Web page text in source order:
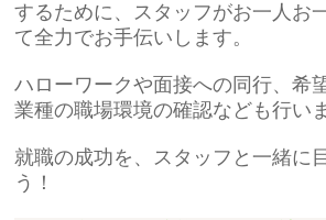
するために、スタッフがお一人お
て全力でお手伝いします。
ハローワークや面接への同行、希
業種の職場環境の確認なども行い
就職の成功を、スタッフと一緒に
う！